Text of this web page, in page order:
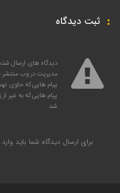
ثبت دیدگاه
دیدگاه های ارسال
مدیریت در وب
پیام هایی که حاوی
پیام هایی که به غیر
شد.
برای ارسال دیدگاه شما باید